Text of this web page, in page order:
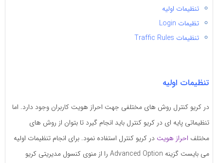
تنظیمات اولیه
تظیمات Login
تنظیمات Traffic Rules
تنظیمات اولیه
در کریو کنترل روش های مختلفی جهت احراز هویت کاربران وجود دارد. اما
تنظیماتی پایه ای در کریو کنترل باید انجام گیرد تا بتوان از روش های
مختلف احراز هویتدر کریو کنترل استفاده نمود. برای انجام تنظیمات اولیه
می بایست گزینه Advanced Option را از منوی کنسول مدیریتی کریو